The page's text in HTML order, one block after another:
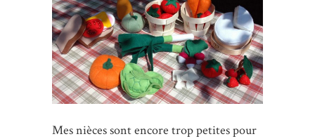
Mes nièces sont encore trop petites pour